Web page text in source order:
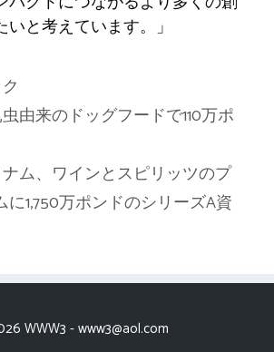
と考えています。」
由来のドッグフードで110万ポ
ム、ワインとスピリッツのプ
1,750万ポンドのシリーズA資
WWW3 -www3@aol.com